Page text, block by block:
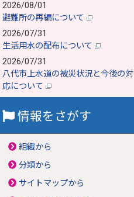
2026/08/01
避難所の再編について
2026/07/31
生活用水の配布について
2026/07/31
八代市上水道の被災状況と今後の対
応について
情報をさがす
組織から
分類から
サイトマップから